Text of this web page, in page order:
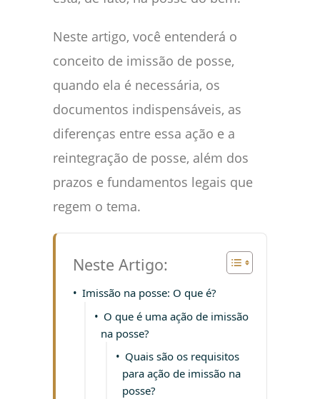
Neste artigo, você entenderá o
conceito de imissão de posse,
quando ela é necessária, os
documentos indispensáveis, as
diferenças entre essa ação e a
reintegração de posse, além dos
prazos e fundamentos legais que
regem o tema.
Neste Artigo:
Imissão na posse: O que é?
O que é uma ação de imissão
na posse?
Quais são os requisitos
para ação de imissão na
posse?